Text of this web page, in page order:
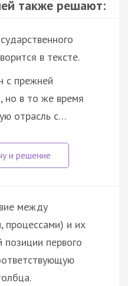
также решают:
в тексте.
с прежней
но в то же время
отрасль с…
между
процессами) и их
первого